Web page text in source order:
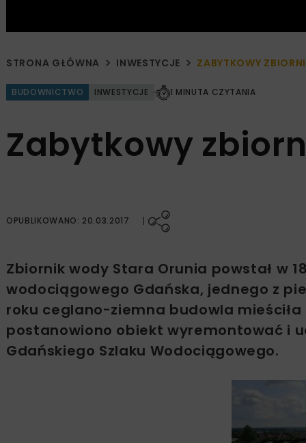
STRONA GŁÓWNA INWESTYCJE ZABYTKOWY
BUDOWNICTWO INWESTYCJE 1 MINUTA CZYTANIA
Zabytkowy
OPUBLIKOWANO: 20.03.2017
Zbiornik wody Stara Orunia powstał w
wodociągowego Gdańska, jednego z
roku ceglano-ziemna budowla
postanowiono obiekt wyremontować i
Gdańskiego Szlaku Wodociągowego.